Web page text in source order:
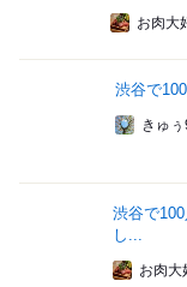
お肉大
渋谷で
きゅ
渋谷で
し...
お肉大